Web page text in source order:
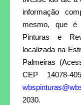
informação
mesmo, que é
Pinturas e
localizada na
Palmeiras
CEP 14078-
2030.